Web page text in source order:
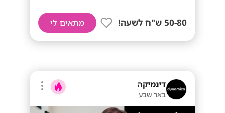
50-80 ש"ח לשעה! מתאים לי
דינמיקה
באר שבע